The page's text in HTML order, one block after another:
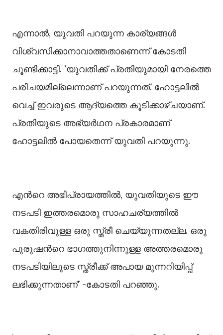
എന്നാല്‍, യുവതി പറയുന്ന കാര്യങ്ങള്‍
വിശ്വസിക്കാനാവാത്തതാണെന്ന് കോടതി
ചൂണ്ടിക്കാട്ടി. 'യുവതിക്ക് പ്രതിയുമായി നേരത്തെ
പരിചയമില്ലെന്നാണ് പറയുന്നത്. ഹോട്ടലില്‍
വെച്ച്‌ ഇവരുടെ ആദ്യത്തെ കൂടിക്കാഴ്ചയാണ്.
പ്രതിയുടെ അഭ്യർഥന പ്രകാരമാണ്
ഹോട്ടലില്‍ പോയതെന്ന് യുവതി പറയുന്നു.
എന്‍റെ അഭിപ്രായത്തില്‍, യുവതിയുടെ ഈ
നടപടി ഇത്തരമൊരു സാഹചര്യത്തില്‍
വകതിരിവുള്ള ഒരു സ്ത്രീ ചെയ്യുന്നതല്ല. ഒരു
പുരുഷന്‍റെ ഭാഗത്തുനിന്നുള്ള അത്തരമൊരു
നടപടിയിലൂടെ സ്ത്രീക്ക് അപായ മുന്നറിയിപ്പ്
ലഭിക്കുന്നതാണ്' -കോടതി പറഞ്ഞു.